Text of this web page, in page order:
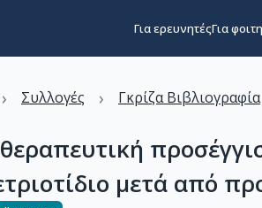
Για ερευνητέςΓια
› Συλλογές › Γκρίζα Βιβλιογραφία
μετά από